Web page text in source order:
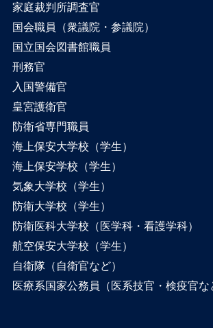
家庭裁判所調査官
国会職員（衆議院・参議院）
国立国会図書館職員
刑務官
入国警備官
皇宮護衛官
防衛省専門職員
海上保安大学校（学生）
海上保安学校（学生）
気象大学校（学生）
防衛大学校（学生）
防衛医科大学校（医学科・看護学科）
航空保安大学校（学生）
自衛隊（自衛官など）
医療系国家公務員（医系技官・検疫官な